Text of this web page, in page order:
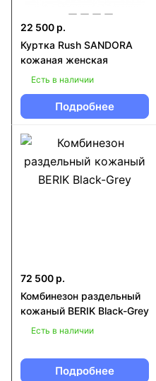
22 500 р.
Куртка Rush SANDORA
кожаная женская
Есть в наличии
Подробнее
72 500 р.
Комбинезон раздельный
кожаный BERIK Black-Grey
Есть в наличии
Подробнее